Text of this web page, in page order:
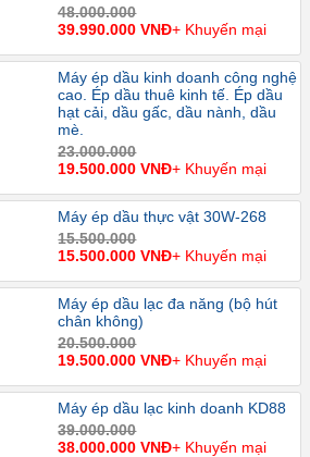
48.000.000
39.990.000 VNĐ+ Khuyến mại
Máy ép dầu kinh doanh công nghệ
cao. Ép dầu thuê kinh tế. Ép dầu
hạt cải, dầu gấc, dầu nành, dầu
mè.
23.000.000
19.500.000 VNĐ+ Khuyến mại
Máy ép dầu thực vật 30W-268
15.500.000
15.500.000 VNĐ+ Khuyến mại
Máy ép dầu lạc đa năng (bộ hút
chân không)
20.500.000
19.500.000 VNĐ+ Khuyến mại
Máy ép dầu lạc kinh doanh KD88
39.000.000
38.000.000 VNĐ+ Khuyến mại